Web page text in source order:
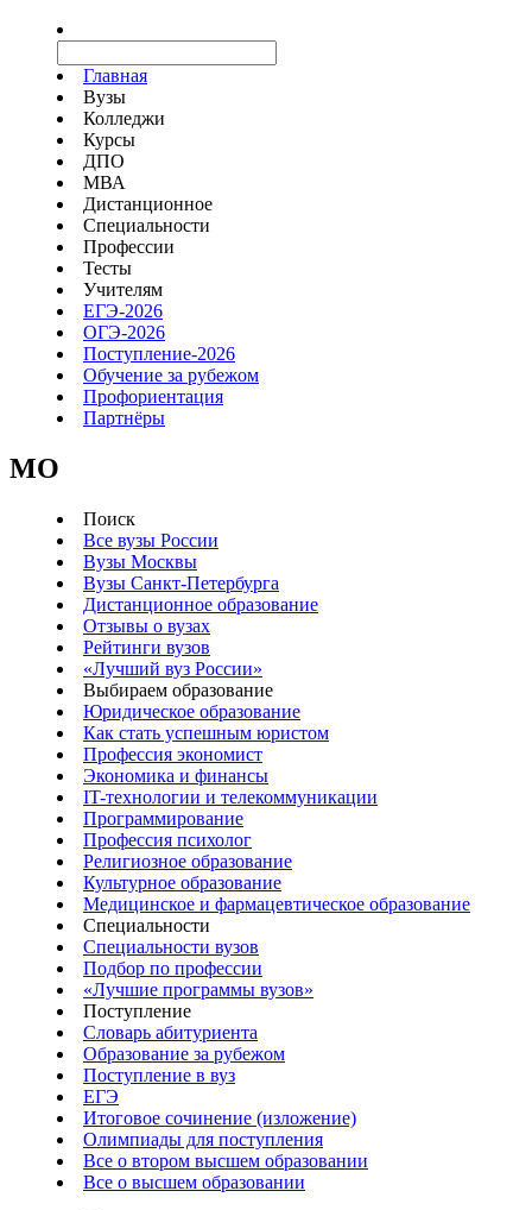
Главная
Вузы
Колледжи
Курсы
ДПО
МВА
Дистанционное
Специальности
Профессии
Тесты
Учителям
ЕГЭ-2026
ОГЭ-2026
Поступление-2026
Обучение за рубежом
Профориентация
Партнёры
MO
Поиск
Все вузы России
Вузы Москвы
Вузы Санкт-Петербурга
Дистанционное образование
Отзывы о вузах
Рейтинги вузов
«Лучший вуз России»
Выбираем образование
Юридическое образование
Как стать успешным юристом
Профессия экономист
Экономика и финансы
IT-технологии и телекоммуникации
Программирование
Профессия психолог
Религиозное образование
Культурное образование
Медицинское и фармацевтическое образование
Специальности
Специальности вузов
Подбор по профессии
«Лучшие программы вузов»
Поступление
Словарь абитуриента
Образование за рубежом
Поступление в вуз
ЕГЭ
Итоговое сочинение (изложение)
Олимпиады для поступления
Все о втором высшем образовании
Все о высшем образовании